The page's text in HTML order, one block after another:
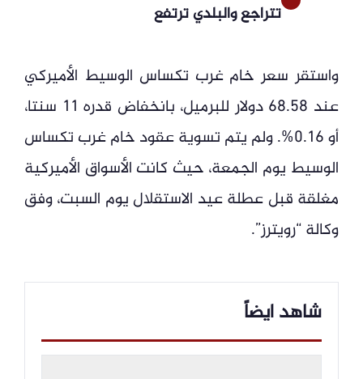
تتراجع والبلدي ترتفع
واستقر سعر خام غرب تكساس الوسيط الأميركي
عند 68.58 دولار للبرميل، بانخفاض قدره 11 سنتا،
أو 0.16%. ولم يتم تسوية عقود خام غرب تكساس
الوسيط يوم الجمعة، حيث كانت الأسواق الأميركية
مغلقة قبل عطلة عيد الاستقلال يوم السبت، وفق
وكالة “رويترز”.
شاهد ايضاً